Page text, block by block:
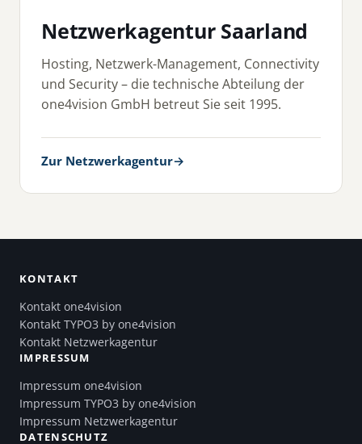
Netzwerkagentur Saarland
Hosting, Netzwerk-Management, Connectivity
und Security – die technische Abteilung der
one4vision GmbH betreut Sie seit 1995.
Zur Netzwerkagentur→
KONTAKT
Kontakt one4vision
Kontakt TYPO3 by one4vision
Kontakt Netzwerkagentur
IMPRESSUM
Impressum one4vision
Impressum TYPO3 by one4vision
Impressum Netzwerkagentur
DATENSCHUTZ